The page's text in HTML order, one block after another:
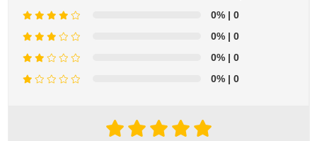
0% | 0
0% | 0
0% | 0
0% | 0